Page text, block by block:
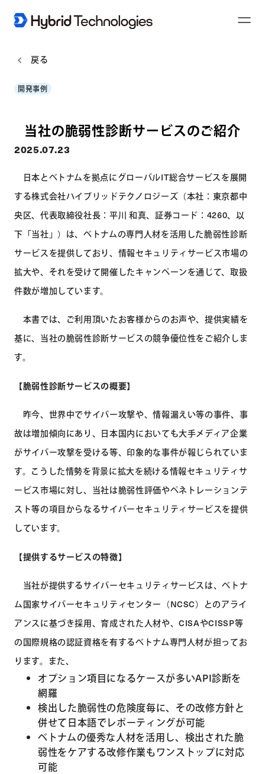
戻る
開発事例
当社の脆弱性診断サービスのご紹介
2025.07.23
日本とベトナムを拠点にグローバルIT総合サービスを展開
する株式会社ハイブリッドテクノロジーズ（本社：東京都中
央区、代表取締役社長：平川 和真、証券コード：4260、以
下「当社」）は、ベトナムの専門人材を活用した脆弱性診断
サービスを提供しており、情報セキュリティサービス市場の
拡大や、それを受けて開催したキャンペーンを通じて、取扱
件数が増加しています。
本書では、ご利用頂いたお客様からのお声や、提供実績を
基に、当社の脆弱性診断サービスの競争優位性をご紹介しま
す。
【脆弱性診断サービスの概要】
昨今、世界中でサイバー攻撃や、情報漏えい等の事件、事
故は増加傾向にあり、日本国内においても大手メディア企業
がサイバー攻撃を受ける等、印象的な事件が報じられていま
す。こうした情勢を背景に拡大を続ける情報セキュリティサ
ービス市場に対し、当社は脆弱性評価やペネトレーションテ
スト等の項目からなるサイバーセキュリティサービスを提供
しています。
【提供するサービスの特徴】
当社が提供するサイバーセキュリティサービスは、ベトナ
ム国家サイバーセキュリティセンター（NCSC）とのアライ
アンスに基づき採用、育成された人材や、CISAやCISSP等
の国際規格の認証資格を有するベトナム専門人材が担ってお
ります。また、
オプション項目になるケースが多いAPI診断を
網羅
検出した脆弱性の危険度毎に、その改修方針と
併せて日本語でレポーティングが可能
ベトナムの優秀な人材を活用し、検出された脆
弱性をケアする改修作業もワンストップに対応
可能